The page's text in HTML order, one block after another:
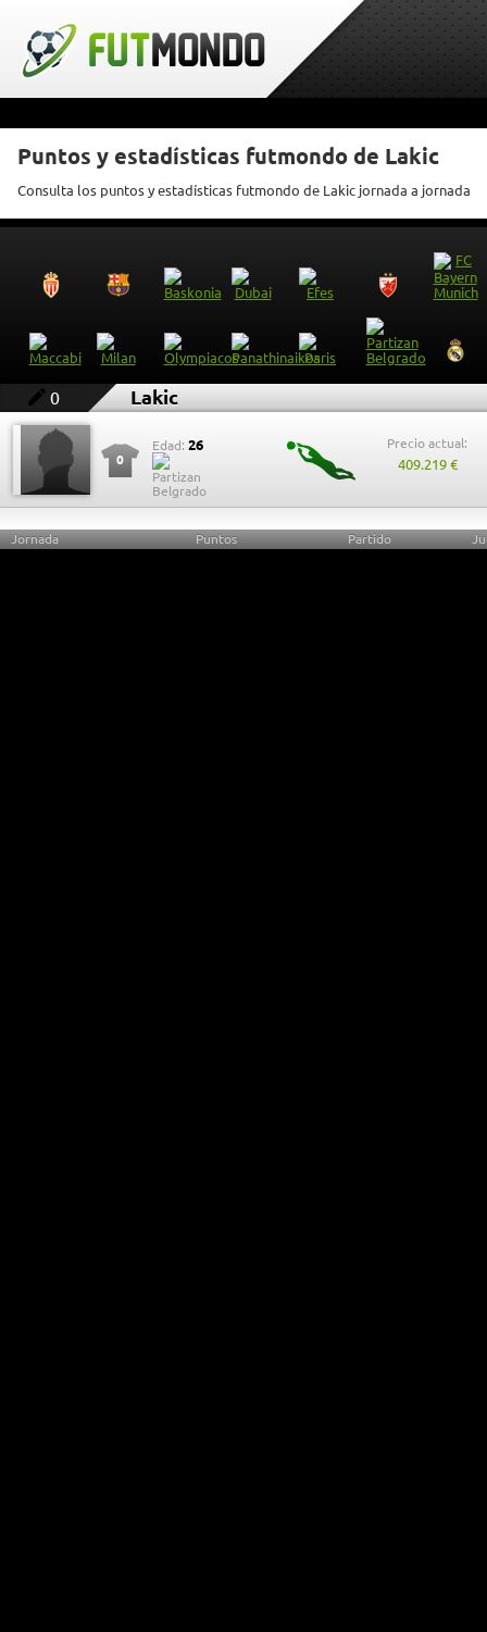
Puntos y estadísticas futmondo de Lakic
Consulta los puntos y estadísticas futmondo de Lakic jornada a jornada
0 Lakic
0
Edad: 26 Precio actual:
409.219 €
Jornada Puntos Partido